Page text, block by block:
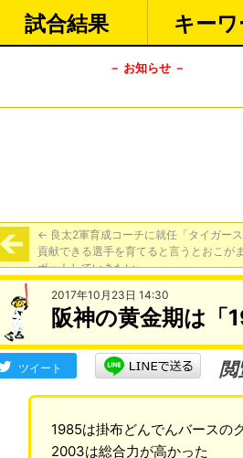
試合結果 キー
－ お知らせ －
← 良太2軍育成コーチに就任「タイガー
貢献できる選手を育てると言うとおこが
ポートしていきたい」
2017年10月23日 14:30
阪神の黄金期は
ツイート 閲
1985は掛布どんでんバースの
2003は総合力が高かった